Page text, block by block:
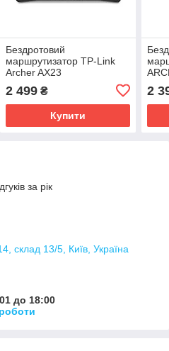
Бездротовий
маршрутизатор TP-Link
Archer AX23
2 499₴
Купити
2
за рік
склад 13/5, Київ, Україна
до 18:00